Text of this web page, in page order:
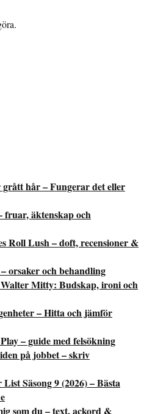
grått hår – Fungerar det eller
fruar, äktenskap och
Roll Lush – doft, recensioner &
orsaker och behandling
Mitty: Budskap, ironi och
– Hitta och jämför
– guide med felsökning
på jobbet – skriv
Säsong 9 (2026) – Bästa
som du – text, ackord &